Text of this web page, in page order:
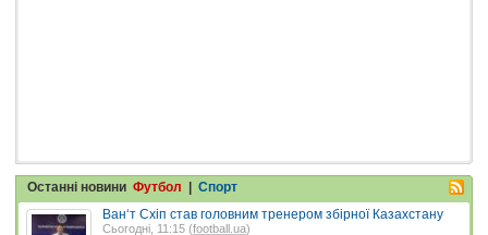
Останні новини Футбол | Спорт
Ван‘т Схіп став головним тренером збірної Казахстану
Сьогодні, 11:15 (football.ua)